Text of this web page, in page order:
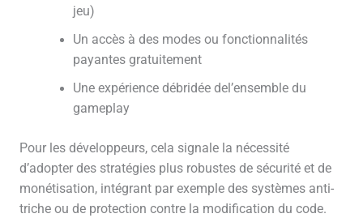
jeu)
Un accès à des modes ou fonctionnalités
payantes gratuitement
Une expérience débridée del’ensemble du
gameplay
Pour les développeurs, cela signale la nécessité
d’adopter des stratégies plus robustes de sécurité et de
monétisation, intégrant par exemple des systèmes anti-
triche ou de protection contre la modification du code.